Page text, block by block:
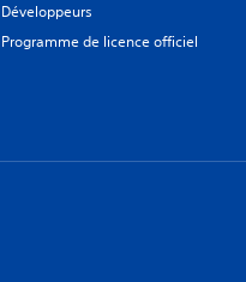
Développeurs
Programme de licence officiel